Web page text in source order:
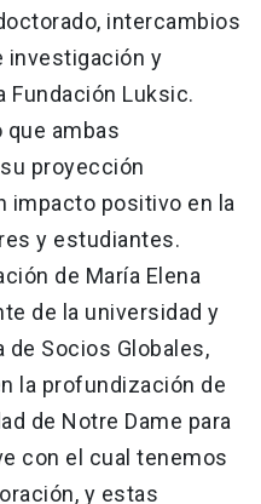
intercambios
investigación y
Fundación Luksic.
que ambas
proyección
impacto positivo en la
y estudiantes.
de María Elena
de la universidad y
de Socios Globales,
la profundización de
de Notre Dame para
con el cual tenemos
y estas